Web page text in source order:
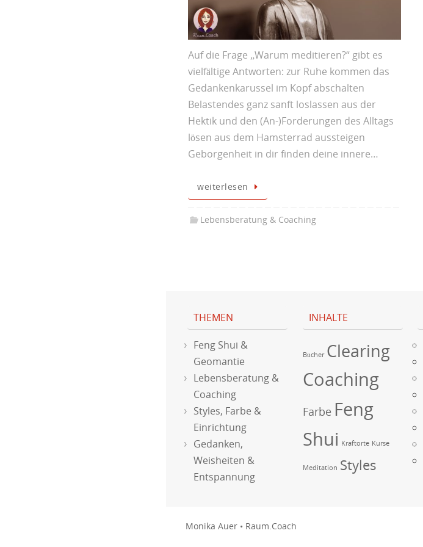
Auf die Frage „Warum meditieren?“ gibt es
vielfältige Antworten: zur Ruhe kommen das
Gedankenkarussel im Kopf abschalten
Belastendes ganz sanft loslassen aus der
Hektik und den (An-)Forderungen des Alltags
lösen aus dem Hamsterrad aussteigen
Geborgenheit in dir finden deine innere…
weiterlesen
Lebensberatung & Coaching
THEMEN
Feng Shui &
Geomantie
Lebensberatung &
Coaching
Styles, Farbe &
Einrichtung
Gedanken,
Weisheiten &
Entspannung
INHALTE
Bücher Clearing
Coaching
Farbe Feng
Shui Kraftorte Kurse
Meditation Styles
Monika Auer • Raum.Coach